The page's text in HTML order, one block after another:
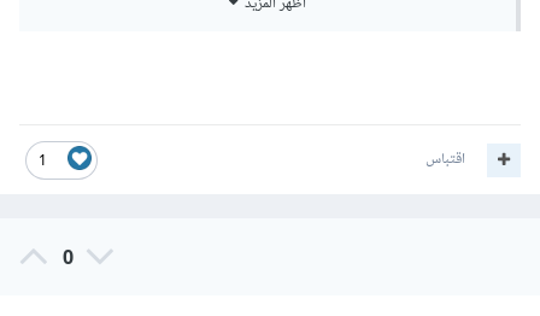
1 اقتباس
0